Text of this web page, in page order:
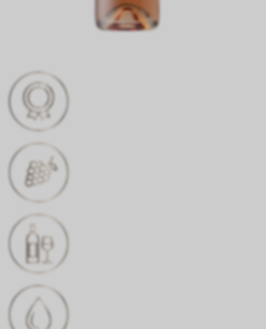
Silber % Gold, AWARD
Pinot Noir
Lachs- bis Himbeerfarben
13% Vol.